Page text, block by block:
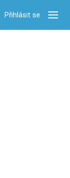
Přihlásit se